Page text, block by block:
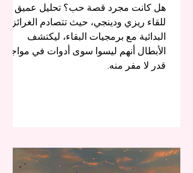
هل كانت مجرد قصة حب؟ تحليل عميق
للقاء ريزي ودينجي، حيث تتصادم الغرائز
البدائية مع برمجيات البقاء، ليكتشف
الأبطال أنهم ليسوا سوى أدوات في مواجهة
قدر لا مفر منه.